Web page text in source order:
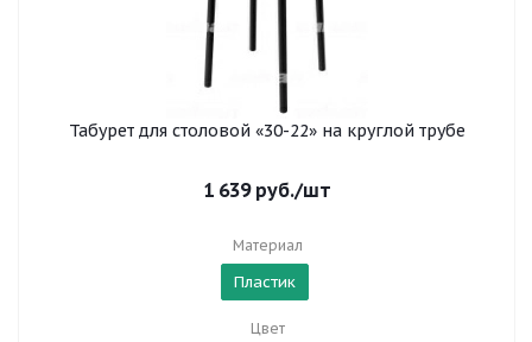
Табурет для столовой «30-22» на круглой трубе
1 639руб./шт
Материал
Пластик
Цвет